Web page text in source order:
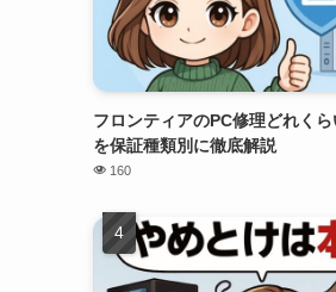
フロンティアのPC修理どれく
を保証種類別に徹底解説
160